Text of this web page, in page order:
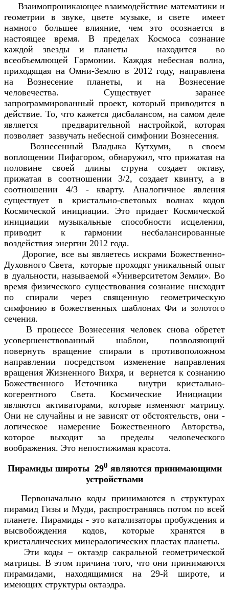
Взаимопроникающее взаимодействие математики и
геометрии в звуке, цвете музыке, и свете имеет
намного большее влияние, чем это осознается в
настоящее время. В пределах Космоса сознание
каждой звезды и планеты находится во
всеобъемлющей Гармонии. Каждая небесная волна,
приходящая на Омни-Землю в 2012 году, направлена
на Вознесение планеты, и на Вознесение
человечества. Существует заранее
запрограммированный проект, который приводится в
действие. То, что кажется дисбалансом, на самом деле
является предварительной настройкой, которая
позволяет зазвучать небесной симфонии Вознесения.
Вознесенный Владыка Кутхуми, в своем
воплощении Пифагором, обнаружил, что прижатая на
половине своей длины струна создает октаву,
прижатая в соотношении 3/2, создает квинту, а в
соотношении 4/3 - кварту. Аналогичное явления
существует в кристально-световых волнах кодов
Космической инициации. Это придает Космической
инициации музыкальные способности исцеления,
приводит к гармонии несбалансированные
воздействия энергии 2012 года.
Дорогие, все вы являетесь искрами Божественно-
Духовного Света, которые проходят уникальный опыт
в дуальности, называемой «Университетом Земли». Во
время физического существования сознание нисходит
по спирали через священную геометрическую
симфонию в божественных шаблонах Фи и золотого
сечения.
В процессе Вознесения человек снова обретет
усовершенствованный шаблон, позволяющий
повернуть вращение спирали в противоположном
направлении посредством изменение направления
вращения Жизненного Вихря, и вернется к сознанию
Божественного Источника внутри кристально-
когерентного Света. Космические Инициации
являются активаторами, которые изменяют матрицу.
Они не случайны и не зависят от обстоятельств, они -
логическое намерение Божественного Авторства,
которое выходит за пределы человеческого
воображения. Это непостижимая красота.
Пирамиды широты 290 являются принимающими
устройствами
Первоначально коды принимаются в структурах
пирамид Гизы и Муди, распространяясь потом по всей
планете. Пирамиды - это катализаторы пробуждения и
высвобождения кодов, которые хранятся в
кристаллических минералогических пластах планеты.
Эти коды – октаэдр сакральной геометрической
матрицы. В этом причина того, что они принимаются
пирамидами, находящимися на 29-й широте, и
имеющих структуры октаэдра.